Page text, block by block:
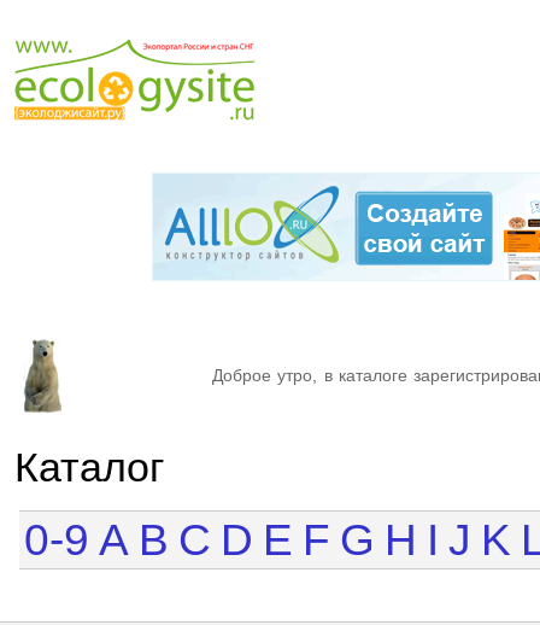
Доброе утро, в каталоге
Каталог
0-9 A B C D E F G H I J K